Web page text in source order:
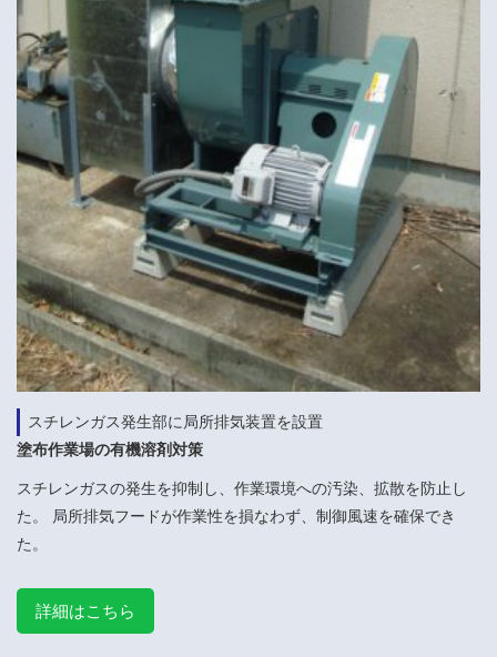
スチレンガス発生部に局所排気装置を設置
塗布作業場の有機溶剤対策
スチレンガスの発生を抑制し、作業環境への汚染、拡散を防止し
た。 局所排気フードが作業性を損なわず、制御風速を確保でき
た。
詳細はこちら